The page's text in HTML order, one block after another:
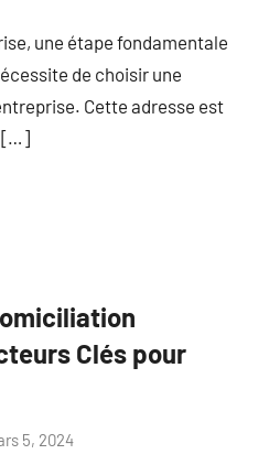
une étape fondamentale
de choisir une
Cette adresse est
[…]
Clés pour
5, 2024